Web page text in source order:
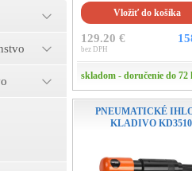
Vložiť do košíka
129.20 €
bez DPH
skladom - doručenie do 72
PNEUMATICKÉ
KLADIVO KD3510